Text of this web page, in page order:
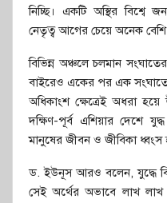
নিচ্ছি। একটি অস্থির বিশ্বে
নেতৃত্ব আগের চেয়ে অনেক
বিভিন্ন অঞ্চলে চলমান
বাইরেও একের পর এক
অধিকাংশ ক্ষেত্রেই অধরা
দক্ষিণ-পূর্ব এশিয়ার দেশে
মানুষের জীবন ও জীবিকা ধ্বংস
ড. ইউনূস আরও বলেন, যুদ্ধে
সেই অর্থের অভাবে লাখ লাখ